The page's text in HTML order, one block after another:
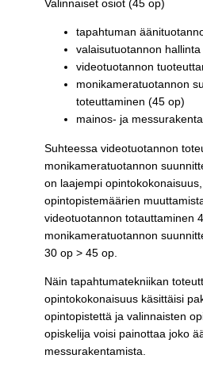
Valinnaiset osiot (45 op)
tapahtuman
valaisutuotannon
videotuotannon
monikameratuotannon
toteuttaminen (45 op)
mainos- ja
Suhteessa videotuotannon
monikameratuotannon
on laajempi
opintopistemäärien
videotuotannon totauttaminen
monikameratuotannon
30 op > 45 op.
Näin tapahtumatekniikan
opintokokonaisuus käsittäisi
opintopistettä ja valinnaisten
opiskelija voisi painottaa joko
messurakentamista.